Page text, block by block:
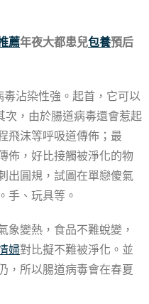
薦年夜大都患兒包養預后
毒沾染性強。起首，它可以
次，由於腸道病毒還會惹起
飛沫等呼吸道傳佈；最
佈，好比接觸被淨化的物
出圓規，試圖在單戀傻氣
手、玩具等。
象變熱，食品不難蛻變，
婦對比擬不難被淨化。並
，所以腸道病毒會在春夏